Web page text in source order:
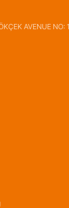
AVENUE